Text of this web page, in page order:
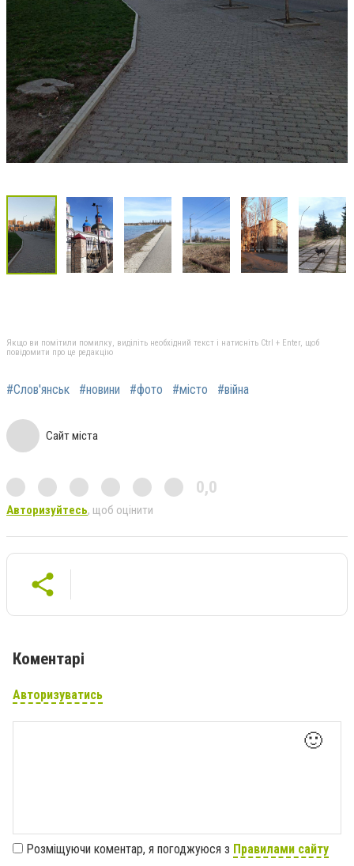
Якщо ви помітили помилку, виділіть необхідний текст і натисніть Ctrl + Enter, щоб
повідомити про це редакцію
#Слов'янськ #новини #фото #місто #війна
Сайт міста
0,0
Авторизуйтесь, щоб оцінити
Коментарі
Авторизуватись
🙂
Розміщуючи коментар, я погоджуюся з Правилами сайту